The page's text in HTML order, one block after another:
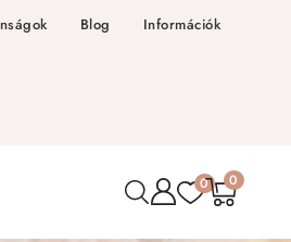
Blog Információk
0 0